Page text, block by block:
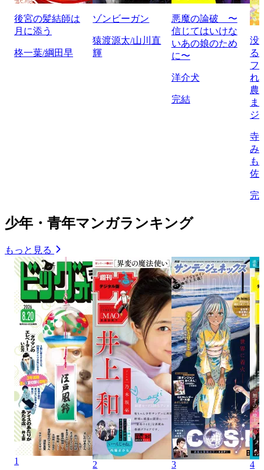
後宮の髪結師は
月に添う
柊一葉/綱田早
ゾンビーガン
猿渡源太/山川直
輝
悪魔の論破 〜
信じてはいけな
いあの娘のため
に〜
洋介犬
完結
没
る
フ
れ
農
ま
ジ
寺
み
も
佐
完
少年・青年マンガランキング
もっと見る
1 2 3 4